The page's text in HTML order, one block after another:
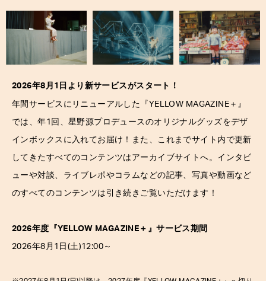
2026年8月1日より新サービスがスタート！
年間サービスにリニューアルした『YELLOW MAGAZINE ＋ 』
では、年1回、星野源プロデュースのオリジナルグッズをデザ
インボックスに入れてお届け！また、これまでサイト内で更新
してきたすべてのコンテンツはアーカイブサイトへ。インタビ
ューや対談、ライブレポやコラムなどの記事、写真や動画など
のすべてのコンテンツは引き続きご覧いただけます！
2026年度『YELLOW MAGAZINE ＋ 』サービス期間
2026年8月1日(土)12:00～